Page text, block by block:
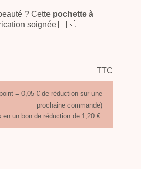
? Cette pochette à
soignée 🇫🇷.
TTC
= 0,05 € de réduction sur une
prochaine commande)
un bon de réduction de 1,20 €.